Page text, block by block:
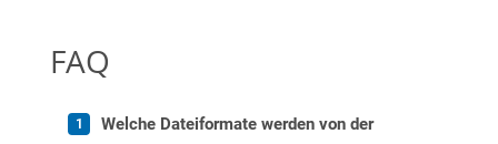
FAQ
Welche Dateiformate werden von der